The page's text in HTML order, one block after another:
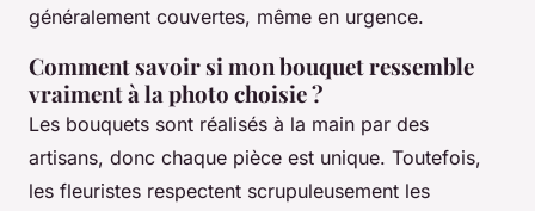
généralement couvertes, même en urgence.
Comment savoir si mon bouquet ressemble
vraiment à la photo choisie ?
Les bouquets sont réalisés à la main par des
artisans, donc chaque pièce est unique. Toutefois,
les fleuristes respectent scrupuleusement les